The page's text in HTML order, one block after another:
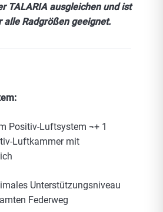
TALARIA ausgleichen und ist
alle Radgrößen geeignet.
Positiv-Luftsystem ¬+ 1
Luftkammer mit
Unterstützungsniveau
Federweg